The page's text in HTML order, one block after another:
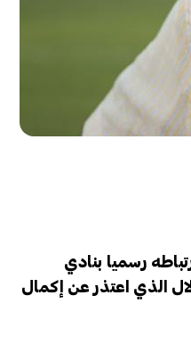
رسميا بنادي
الذي اعتذر عن إكمال